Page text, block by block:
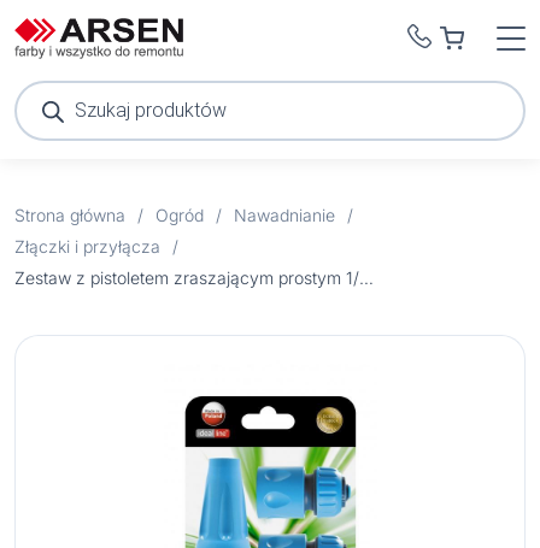
Wyszukiwarka
produktów
Strona główna / Ogród / Nawadnianie
/
Złączki i przyłącza
/
Zestaw z pistoletem zraszającym prostym 1/2″ 50-500